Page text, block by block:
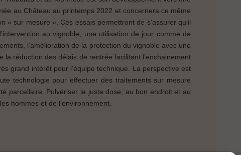
au Château au printemps 2022 et concernera ce même
sur mesure ». Ces essais permettront de s’assurer qu’il
au vignoble, une utilisation de jour comme de
l’amélioration de la protection du vignoble avec une
réduction des délais de rentrée facilitant l’enchainement
grand intérêt pour l’équipe technique. La perspective est
technologie pour effectuer des traitements sur mesure
parcellaire. Pulvériser la juste dose, au bon endroit et au
hommes et de l’environnement.